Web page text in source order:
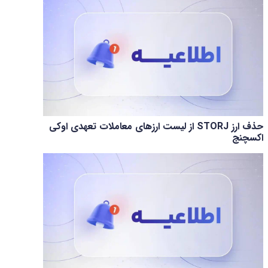
حذف ارز STORJ از لیست ارزهای معاملات تعهدی اوکی
اکسچنج